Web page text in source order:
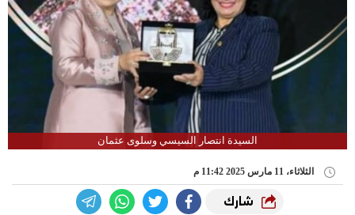
السيدة انتصار السيسي وسلوى عثمان
الثلاثاء، 11 مارس 2025 11:42 م
شارك